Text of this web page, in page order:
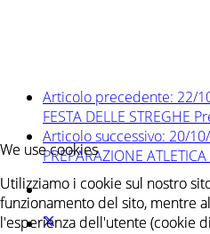
We use cookies
Utilizziamo i cookie sul nostro
funzionamento del sito, mentre
l'esperienza dell'utente (cookie
Articolo precedente: 22/
FESTA DELLE STREGHE
Articolo successivo: 20/
PREPARAZIONE ATLETICA
We use cookies
Utilizziamo i cookie sul nostro
funzionamento del sito, mentre
l'esperienza dell'utente (cookie